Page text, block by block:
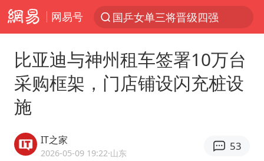
网易号
新疆优化调整景区内自驾服务费
央视新主播李秋莹孙亚鹏亮相
36岁男演员成景区NPC后人气爆棚
比亚迪与神州租车签署10万台
采购框架，门店铺设闪充桩设
施
IT之家
2026-05-09 19:22·山东
53